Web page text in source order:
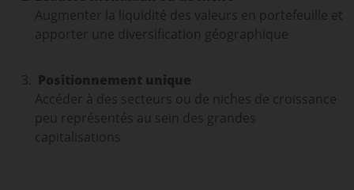
Augmenter la liquidité des valeurs en portefeuille et
apporter une diversification géographique
Positionnement unique
Accéder à des secteurs ou de niches de croissance
peu représentés au sein des grandes
capitalisations